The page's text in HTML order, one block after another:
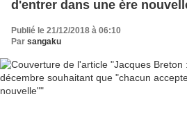
d'entrer dans une ère
Publié le 21/12/2018 à 06:10
Par sangaku